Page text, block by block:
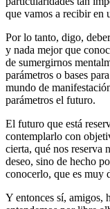
que vamos a recibir
Por lo tanto, digo,
y nada mejor que
de sumergirnos
parámetros o bases
mundo de
parámetros el futuro.
El futuro que está
contemplarlo con
cierta, qué nos reserva
deseo, sino de hecho
conocerlo, que es muy
Y entonces sí, amigos,